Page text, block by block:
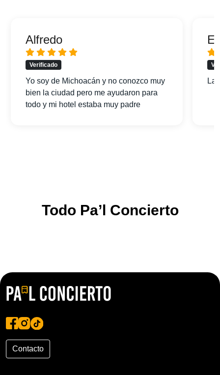
Alfredo
Verificado
Yo soy de Michoacán y no conozco muy
bien la ciudad pero me ayudaron para
todo y mi hotel estaba muy padre
La
Todo Pa’l Concierto
Contacto